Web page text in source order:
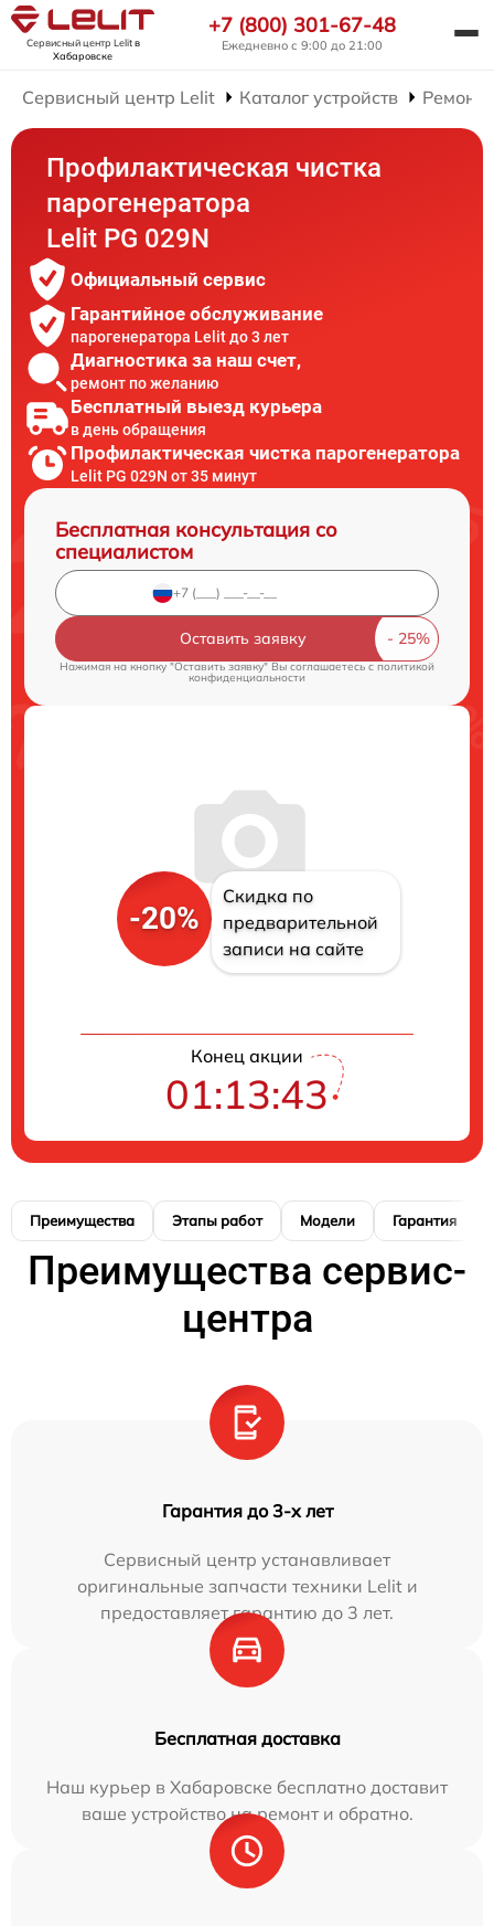
Сервисный центр Lelitв
Хабаровске
+7 (800) 301-67-48
Ежедневно с 9:00 до 21:00
Сервисный центр Lelit Каталог устройств Ремонт
Профилактическая чистка
парогенератора
Lelit PG 029N
Официальный сервис
Гарантийное обслуживание
парогенератора Lelit до 3 лет
Диагностика за наш счет,
ремонт по желанию
Бесплатный выезд курьера
в день обращения
Профилактическая чистка парогенератора
Lelit PG 029N от 35 минут
Бесплатная консультация со
специалистом
Оставить заявку
Нажимая на кнопку "Оставить заявку" Вы соглашаетесь cполитикой
конфиденциальности
-20%
Скидка по
предварительной
записи на сайте
Конец акции
01:13:42
Преимущества Этапы работ Модели Гарантия
Преимущества сервис-
центра
Гарантия до 3-х лет
Сервисный центр устанавливает
оригинальные запчасти техники Lelit и
предоставляет гарантию до 3 лет.
Бесплатная доставка
Наш курьер в Хабаровске бесплатно доставит
ваше устройство на ремонт и обратно.